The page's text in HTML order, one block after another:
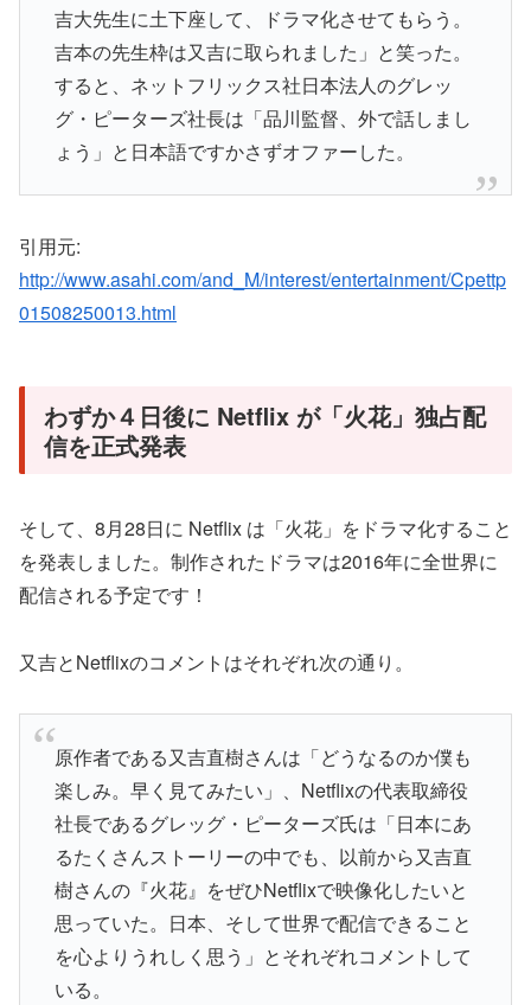
吉大先生に土下座して、ドラマ化させてもらう。
吉本の先生枠は又吉に取られました」と笑った。
すると、ネットフリックス社日本法人のグレッ
グ・ピーターズ社長は「品川監督、外で話しまし
ょう」と日本語ですかさずオファーした。
引用元:
http://www.asahi.com/and_M/interest/entertainment/Cpettp
01508250013.html
わずか４日後に Netflix が「火花」独占配
信を正式発表
そして、8月28日に Netflix は「火花」をドラマ化すること
を発表しました。制作されたドラマは2016年に全世界に
配信される予定です！
又吉とNetflixのコメントはそれぞれ次の通り。
原作者である又吉直樹さんは「どうなるのか僕も
楽しみ。早く見てみたい」、Netflixの代表取締役
社長であるグレッグ・ピーターズ氏は「日本にあ
るたくさんストーリーの中でも、以前から又吉直
樹さんの『火花』をぜひNetflixで映像化したいと
思っていた。日本、そして世界で配信できること
を心よりうれしく思う」とそれぞれコメントして
いる。